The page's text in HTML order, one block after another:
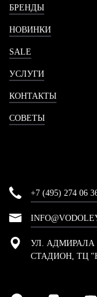
БРЕНДЫ
НОВИНКИ
SALE
УСЛУГИ
КОНТАКТЫ
СОВЕТЫ
+7 (495) 274 06
УЛ. АДМИРАЛА
СТАДИОН, ТЦ